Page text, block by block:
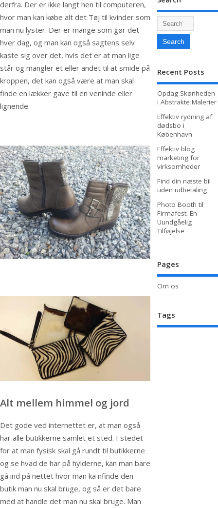
derfra. Der er ikke langt hen til computeren,
hvor man kan købe alt det Tøj til kvinder som
man nu lyster. Der er mange som gør det
hver dag, og man kan også sagtens selv
kaste sig over det, hvis det er at man lige
står og mangler et eller andet til at smide på
kroppen, det kan også være at man skal
finde en lækker gave til en veninde eller
lignende.
Alt mellem himmel og jord
Det gode ved internettet er, at man også
har alle butikkerne samlet et sted. I stedet
for at man fysisk skal gå rundt til butikkerne
og se hvad de har på hylderne, kan man bare
gå ind på nettet hvor man ka nfinde den
butik man nu skal bruge, og så er det bare
med at handle det man nu skal bruge. Man
Recent Posts
Opdag Skønheden
i Abstrakte Malerier
Effektiv rydning af
dødsbo i
København
Effektiv blog
marketing for
virksomheder
Find din næste bil
uden udbetaling
Photo Booth til
Firmafest: En
Uundgåelig
Tilføjelse
Pages
Om os
Tags